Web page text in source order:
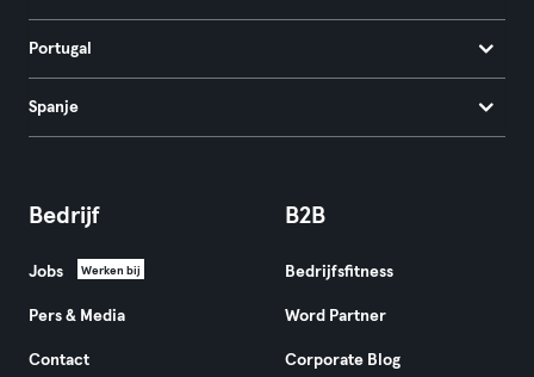
Portugal
Spanje
Bedrijf
Jobs Werken bij
Pers & Media
Contact
B2B
Bedrijfsfitness
Word Partner
Corporate Blog